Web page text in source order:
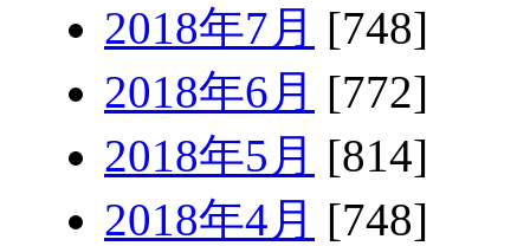
2018年7月 [748]
2018年6月 [772]
2018年5月 [814]
2018年4月 [748]